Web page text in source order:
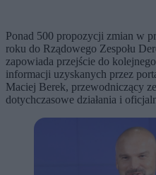
Ponad 500 propozycji zmian w
roku do Rządowego Zespołu
zapowiada przejście do
informacji uzyskanych przez
Maciej Berek, przewodniczący
dotychczasowe działania i